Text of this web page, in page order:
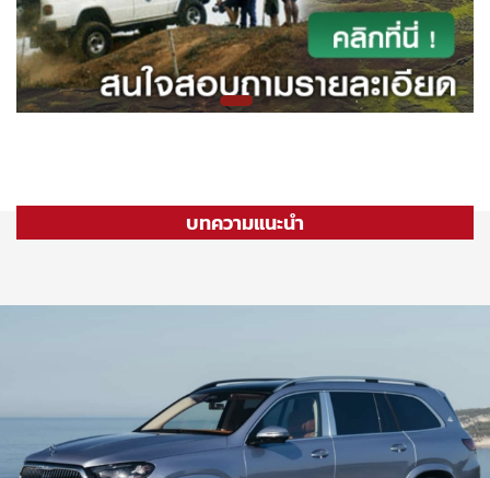
บทความแนะนำ